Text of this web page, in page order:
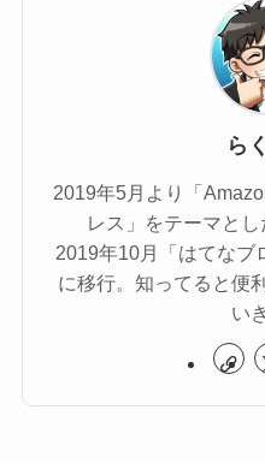
ら
2019年5月より「
レス」をテーマとし
2019年10月「はてなブ
に移行。知ってると便
い